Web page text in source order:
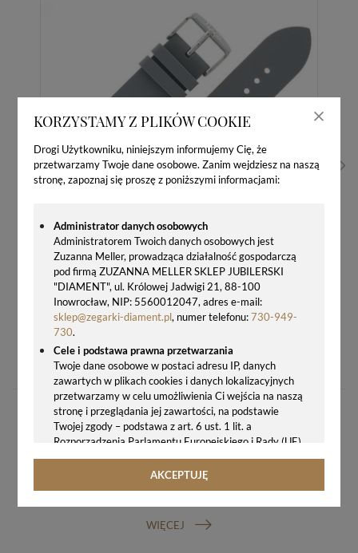
KORZYSTAMY Z PLIKÓW COOKIE
Drogi Użytkowniku, niniejszym informujemy Cię, że
przetwarzamy Twoje dane osobowe. Zanim wejdziesz na naszą
stronę, zapoznaj się proszę z poniższymi informacjami:
Administrator danych osobowych
Administratorem Twoich danych osobowych jest
Zuzanna Meller, prowadząca działalność gospodarczą
pod firmą ZUZANNA MELLER SKLEP JUBILERSKI
"DIAMENT", ul. Królowej Jadwigi 21, 88-100
Inowrocław, NIP: 5560012047, adres e-mail:
sklep@zegarki-diament.pl, numer telefonu:730-949-
730.
Cele i podstawa prawna przetwarzania
Twoje dane osobowe w postaci adresu IP, danych
zawartych w plikach cookies i danych lokalizacyjnych
przetwarzamy w celu umożliwienia Ci wejścia na naszą
stronę i przeglądania jej zawartości, na podstawie
Twojej zgody – podstawa z art. 6 ust. 1 lit. a
Rozporządzenia Parlamentu Europejskiego i Rady (UE)
2016/679 z 27.04.2016 r. w sprawie ochrony osób
fizycznych w związku z przetwarzaniem danych
rozporządzenie o ochronie danych, tj. RODO).
AKCEPTUJĘ
99,00 zł
GWARANCJA ORYGINALNOŚCI ZEGARKA
WIĘCEJ